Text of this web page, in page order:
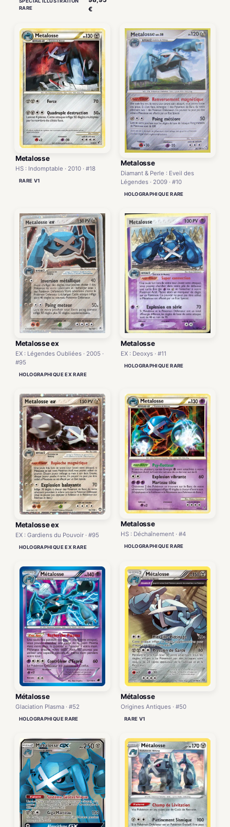
RARE
€
Metalosse
HS : Indomptable · 2010 · #18
RARE V1
Metalosse
Diamant & Perle : Eveil des
Légendes · 2009 · #10
HOLOGRAPHIQUE RARE
Metalosse ex
EX : Légendes Oubliées · 2005 ·
#95
HOLOGRAPHIQUE EX RARE
Metalosse
EX : Deoxys · #11
HOLOGRAPHIQUE RARE
Metalosse ex
EX : Gardiens du Pouvoir · #95
HOLOGRAPHIQUE EX RARE
Metalosse
HS : Déchaînement · #4
HOLOGRAPHIQUE RARE
Métalosse
Glaciation Plasma · #52
HOLOGRAPHIQUE RARE
Métalosse
Origines Antiques · #50
RARE V1